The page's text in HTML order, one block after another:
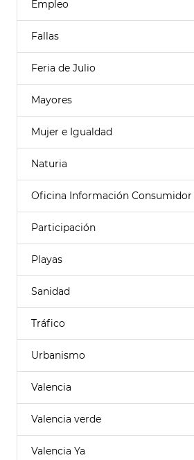
Empleo
Fallas
Feria de Julio
Mayores
Mujer e Igualdad
Naturia
Oficina Información Consumidor
Participación
Playas
Sanidad
Tráfico
Urbanismo
Valencia
Valencia verde
Valencia Ya